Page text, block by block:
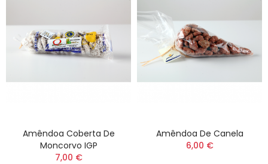
Amêndoa Coberta De
Moncorvo IGP
7,00 €
Amêndoa De Canela
6,00 €